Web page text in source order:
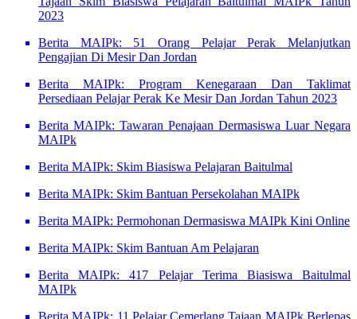
2023
Berita MAIPk: 51 Orang Pelajar Perak Melanjutkan
Pengajian Di Mesir Dan Jordan
Berita MAIPk: Program Kenegaraan Dan Taklimat
Persediaan Pelajar Perak Ke Mesir Dan Jordan Tahun 2023
Berita MAIPk: Tawaran Penajaan Dermasiswa Luar Negara
MAIPk
Berita MAIPk: Skim Biasiswa Pelajaran Baitulmal
Berita MAIPk: Skim Bantuan Persekolahan MAIPk
Berita MAIPk: Permohonan Dermasiswa MAIPk Kini Online
Berita MAIPk: Skim Bantuan Am Pelajaran
Berita MAIPk: 417 Pelajar Terima Biasiswa Baitulmal
MAIPk
Berita MAIPk: 11 Pelajar Cemerlang Tajaan MAIPk Berlepas